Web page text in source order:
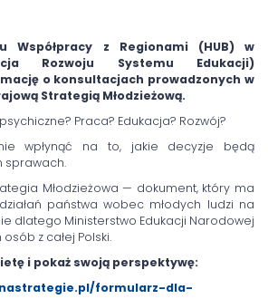
Współpracy z Regionami (HUB) w
Rozwoju Systemu Edukacji)
o konsultacjach prowadzonych w
Strategią Młodzieżową.
Praca? Edukacja? Rozwój?
wpłynąć na to, jakie decyzje będą
sprawach.
Młodzieżowa — dokument, który ma
państwa wobec młodych ludzi na
dlatego Ministerstwo Edukacji Narodowej
z całej Polski.
i pokaż swoją perspektywę:
formularz-dla-